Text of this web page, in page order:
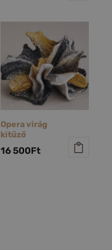
Opera virág
kitűző
16 500Ft